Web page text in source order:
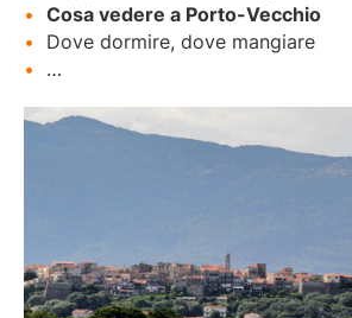
Cosa vedere a Porto-Vecchio
Dove dormire, dove mangiare
…